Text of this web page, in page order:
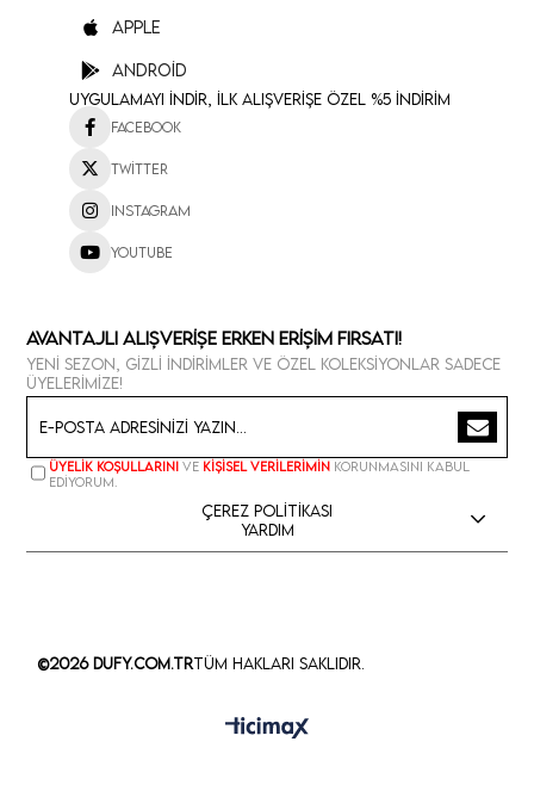
Apple
Android
Uygulamayı İndir, İlk Alışverişe Özel %5 İndirim
Facebook
Twitter
Instagram
Youtube
Avantajlı Alışverişe Erken Erişim Fırsatı!
Yeni sezon, gizli indirimler ve özel koleksiyonlar sadece
üyelerimize!
Üyelik koşullarını ve kişisel verilerimin korunmasını kabul
ediyorum.
Çerez Politikası
Yardım
©2026 Dufy.com.trTüm Hakları Saklıdır.